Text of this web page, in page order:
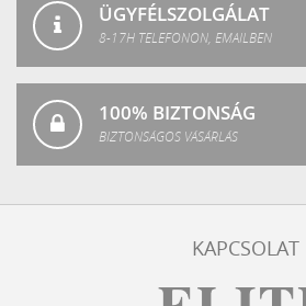
ÜGYFÉLSZOLGÁLAT
8-17H TELEFONON, EMAILBEN
100% BIZTONSÁG
BIZTONSÁGOS VÁSÁRLÁS
KAPCSOLAT